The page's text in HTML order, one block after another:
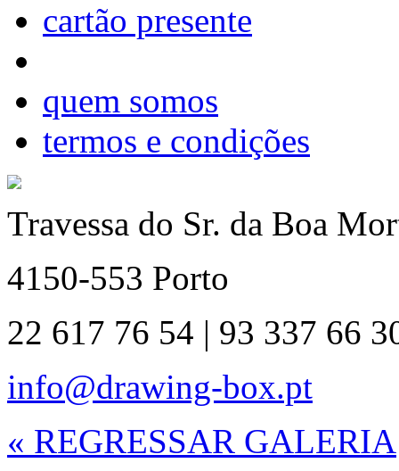
cartão presente
quem somos
termos e condições
Travessa do Sr. da Boa
4150-553 Porto
22 617 76 54 | 93 337 66
info@drawing-box.pt
« REGRESSAR GALERIA